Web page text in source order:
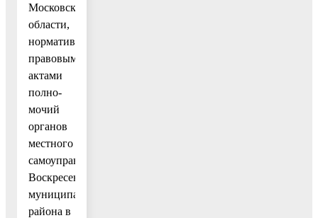
Московской
области,
нормативными
правовыми
актами
полно-
мочий
органов
местного
самоуправления
Воскресенского
муниципального
района в